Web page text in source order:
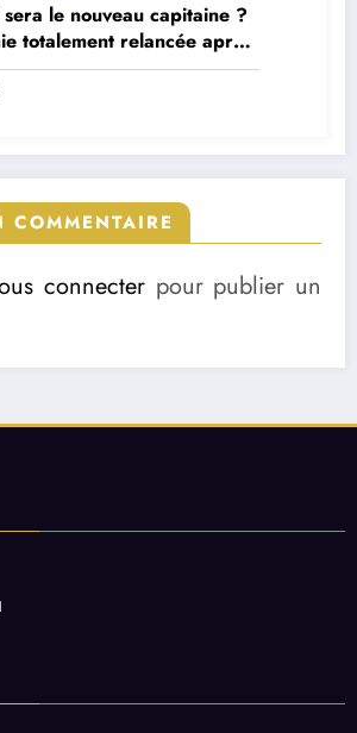
le nouveau capitaine ?
totalement relancée après
majeurs
COMMENTAIRE
connecter pour publier un